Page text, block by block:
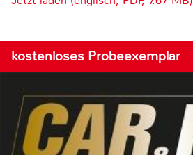
kostenloses Probeexemplar